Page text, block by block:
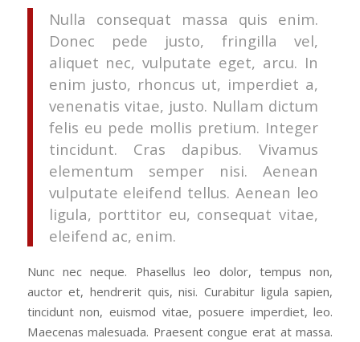
Nulla consequat massa quis enim.
Donec pede justo, fringilla vel,
aliquet nec, vulputate eget, arcu. In
enim justo, rhoncus ut, imperdiet a,
venenatis vitae, justo. Nullam dictum
felis eu pede mollis pretium. Integer
tincidunt. Cras dapibus. Vivamus
elementum semper nisi. Aenean
vulputate eleifend tellus. Aenean leo
ligula, porttitor eu, consequat vitae,
eleifend ac, enim.
Nunc nec neque. Phasellus leo dolor, tempus non,
auctor et, hendrerit quis, nisi. Curabitur ligula sapien,
tincidunt non, euismod vitae, posuere imperdiet, leo.
Maecenas malesuada. Praesent congue erat at massa.